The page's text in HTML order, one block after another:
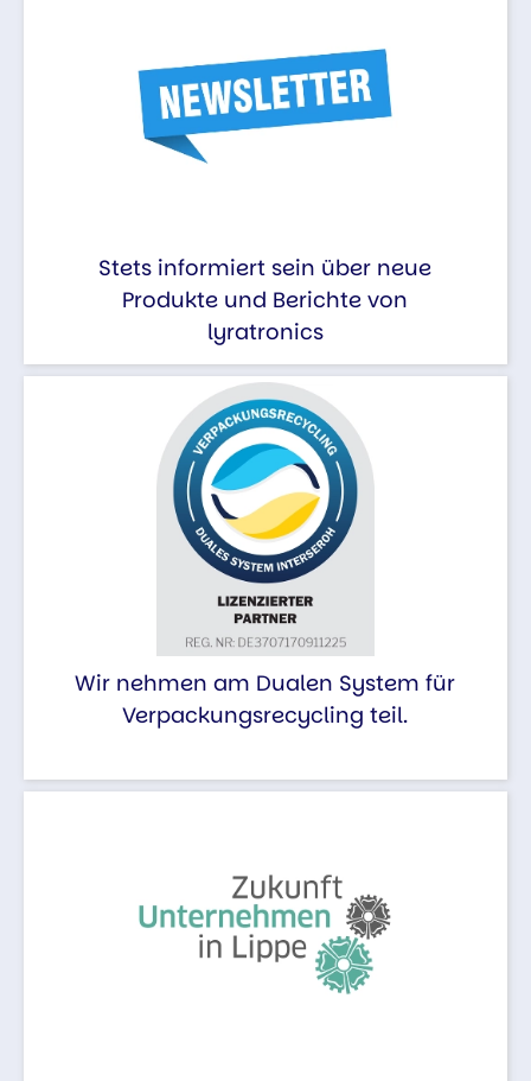
Stets informiert sein über neue
Produkte und Berichte von
lyratronics
Wir nehmen am Dualen System für
Verpackungsrecycling teil.